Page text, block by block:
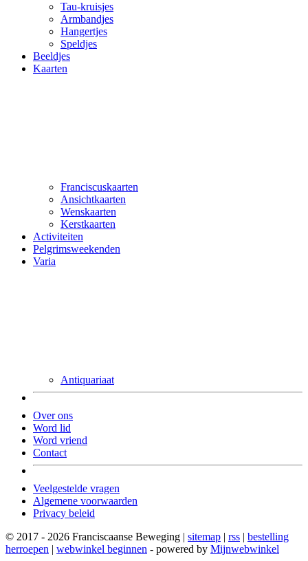
Tau-kruisjes
Armbandjes
Hangertjes
Speldjes
Beeldjes
Kaarten
Franciscuskaarten
Ansichtkaarten
Wenskaarten
Kerstkaarten
Activiteiten
Pelgrimsweekenden
Varia
Antiquariaat
Over ons
Word lid
Word vriend
Contact
Veelgestelde vragen
Algemene voorwaarden
Privacy beleid
© 2017 - 2026 Franciscaanse Beweging | sitemap | rss | bestelling
herroepen | webwinkel beginnen - powered by Mijnwebwinkel